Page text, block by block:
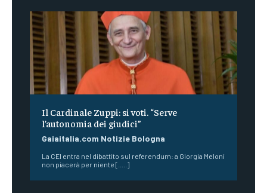
Il Cardinale Zuppi: si voti. “Serve
l’autonomia dei giudici”
Gaiaitalia.com Notizie Bologna
La CEI entra nel dibattito sul referendum: a Giorgia Meloni
non piacerà per niente [.....]